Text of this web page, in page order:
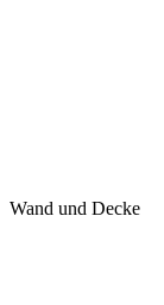
Wand und Decke